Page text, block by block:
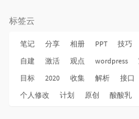
标签云
笔记 分享 相册 PPT 技巧
自建
激活 观点 wordpress
目标
2020 收集 解析 接口
个人修改
计划 原创 酸酸乳